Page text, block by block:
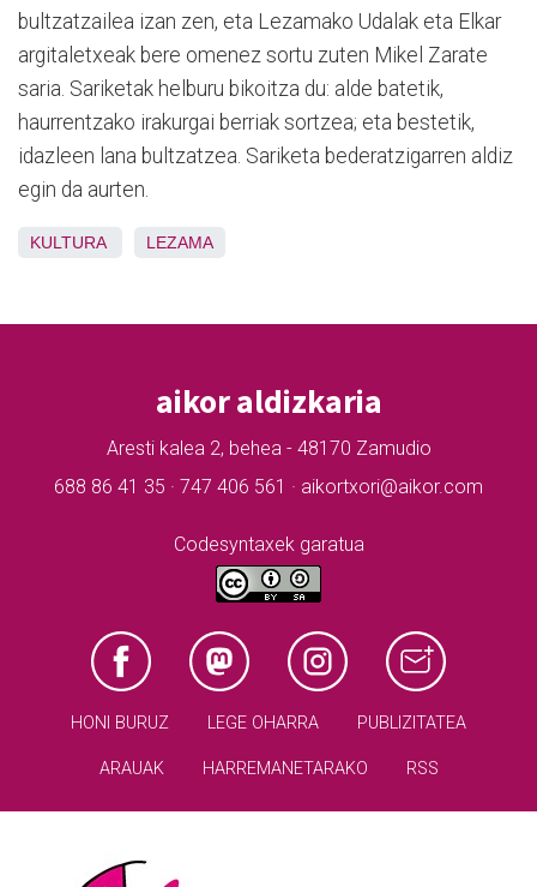
bultzatzailea izan zen, eta Lezamako Udalak eta Elkar
argitaletxeak bere omenez sortu zuten Mikel Zarate
saria. Sariketak helburu bikoitza du: alde batetik,
haurrentzako irakurgai berriak sortzea; eta bestetik,
idazleen lana bultzatzea. Sariketa bederatzigarren aldiz
egin da aurten.
KULTURA LEZAMA
aikor aldizkaria
Aresti kalea 2, behea - 48170 Zamudio
688 86 41 35 · 747 406 561 · aikortxori@aikor.com
Codesyntaxek garatua
HONI BURUZ LEGE OHARRA PUBLIZITATEA
ARAUAK HARREMANETARAKO RSS